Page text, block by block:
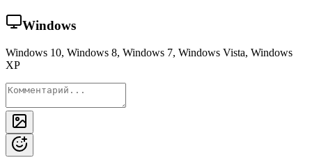
Windows
Windows 10, Windows 8, Windows 7, Windows Vista, Windows
XP